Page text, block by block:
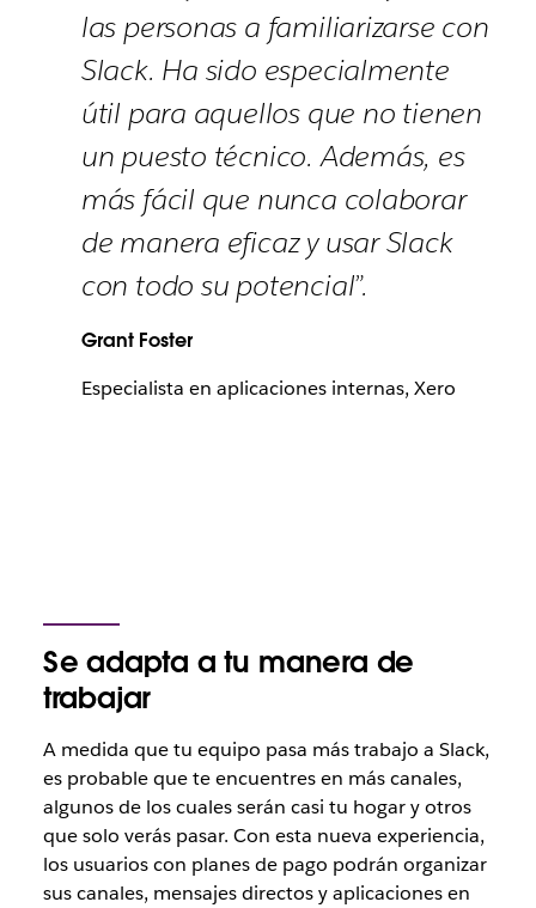
las personas a familiarizarse con
Slack. Ha sido especialmente
útil para aquellos que no tienen
un puesto técnico. Además, es
más fácil que nunca colaborar
de manera eficaz y usar Slack
con todo su potencial”.
Grant Foster
Especialista en aplicaciones internas, Xero
Se adapta a tu manera de
trabajar
A medida que tu equipo pasa más trabajo a Slack,
es probable que te encuentres en más canales,
algunos de los cuales serán casi tu hogar y otros
que solo verás pasar. Con esta nueva experiencia,
los usuarios con planes de pago podrán organizar
sus canales, mensajes directos y aplicaciones en